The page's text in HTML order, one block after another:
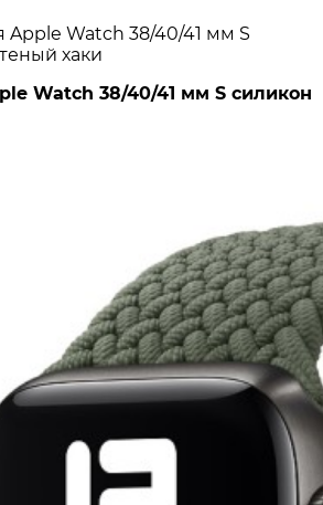
Watch 38/40/41 мм S
хаки
Watch 38/40/41 мм S силикон